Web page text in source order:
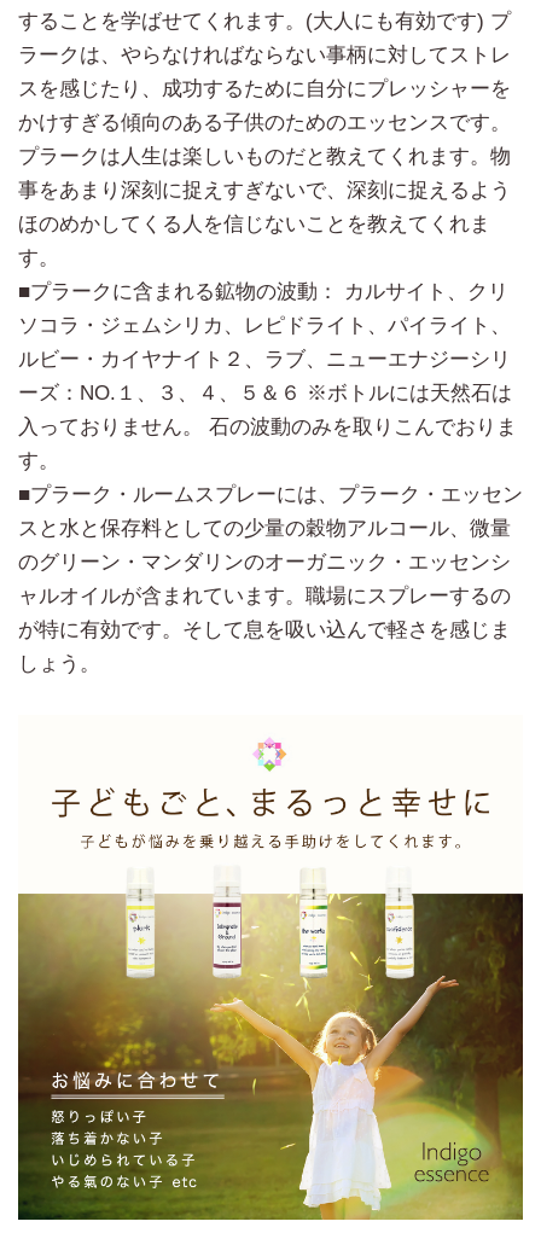
することを学ばせてくれます。(大人にも有効です) プ
ラークは、やらなければならない事柄に対してストレ
スを感じたり、成功するために自分にプレッシャーを
かけすぎる傾向のある子供のためのエッセンスです。
プラークは人生は楽しいものだと教えてくれます。物
事をあまり深刻に捉えすぎないで、深刻に捉えるよう
ほのめかしてくる人を信じないことを教えてくれま
す。
■プラークに含まれる鉱物の波動： カルサイト、クリ
ソコラ・ジェムシリカ、レピドライト、パイライト、
ルビー・カイヤナイト２、ラブ、ニューエナジーシリ
ーズ：NO.１、３、４、５＆６ ※ボトルには天然石は
入っておりません。 石の波動のみを取りこんでおりま
す。
■プラーク・ルームスプレーには、プラーク・エッセン
スと水と保存料としての少量の穀物アルコール、微量
のグリーン・マンダリンのオーガニック・エッセンシ
ャルオイルが含まれています。職場にスプレーするの
が特に有効です。そして息を吸い込んで軽さを感じま
しょう。